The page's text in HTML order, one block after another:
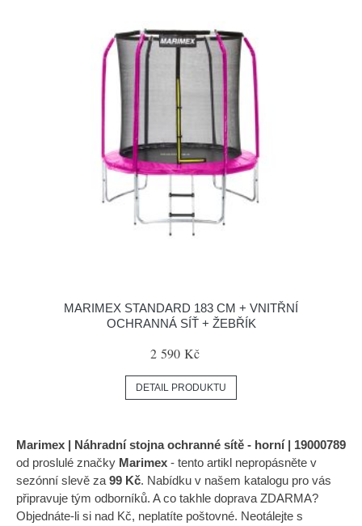
MARIMEX STANDARD 183 CM + VNITŘNÍ
OCHRANNÁ SÍŤ + ŽEBŘÍK
2 590 Kč
DETAIL PRODUKTU
Marimex | Náhradní stojna ochranné sítě - horní | 19000789
od proslulé značky Marimex - tento artikl nepropásněte v
sezónní slevě za 99 Kč. Nabídku v našem katalogu pro vás
připravuje tým odborníků. A co takhle doprava ZDARMA?
Objednáte-li si nad Kč, neplatíte poštovné. Neotálejte s